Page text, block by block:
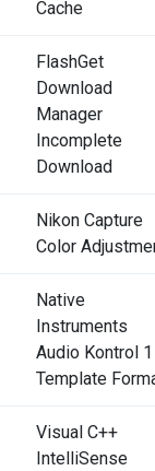
Cache
FlashGet
Download
Manager
Incomplete
Download
Nikon Capture
Color
Native
Instruments
Audio Kontrol 1
Template
Visual C++
IntelliSense